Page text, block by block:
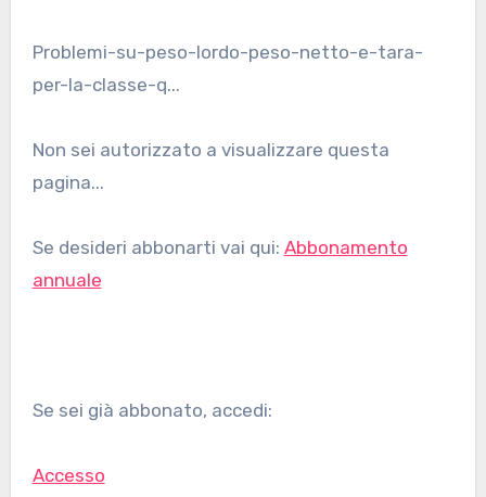
Problemi-su-peso-lordo-peso-netto-e-tara-
per-la-classe-q...
Non sei autorizzato a visualizzare questa
pagina...
Se desideri abbonarti vai qui: Abbonamento
annuale
Se sei già abbonato, accedi:
Accesso